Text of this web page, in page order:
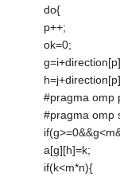
do{
p++;
ok=0;
#pragma omp
#pragma omp
a[g][h]=k;
if(k<m*n){